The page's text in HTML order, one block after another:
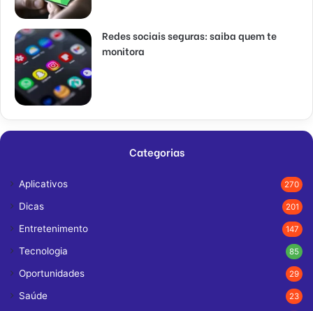
Redes sociais seguras: saiba quem te
monitora
Categorias
Aplicativos 270
Dicas 201
Entretenimento 147
Tecnologia 85
Oportunidades 29
Saúde 23